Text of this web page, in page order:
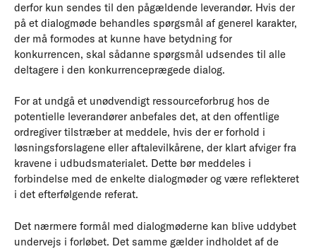
derfor kun sendes til den pågældende leverandør. Hvis der
på et dialogmøde behandles spørgsmål af generel karakter,
der må formodes at kunne have betydning for
konkurrencen, skal sådanne spørgsmål udsendes til alle
deltagere i den konkurrenceprægede dialog.
For at undgå et unødvendigt ressourceforbrug hos de
potentielle leverandører anbefales det, at den offentlige
ordregiver tilstræber at meddele, hvis der er forhold i
løsningsforslagene eller aftalevilkårene, der klart afviger fra
kravene i udbudsmaterialet. Dette bør meddeles i
forbindelse med de enkelte dialogmøder og være reflekteret
i det efterfølgende referat.
Det nærmere formål med dialogmøderne kan blive uddybet
undervejs i forløbet. Det samme gælder indholdet af de